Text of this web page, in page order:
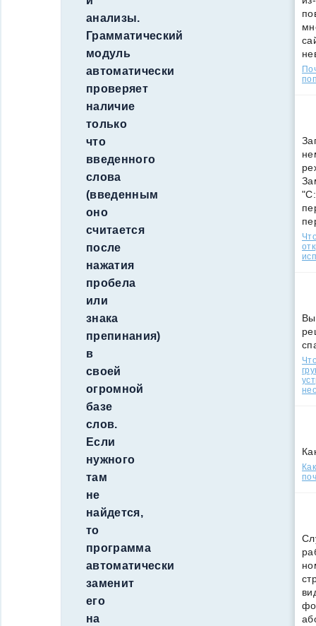
анализы.
Грамматический
модуль
автоматически
проверяет
наличие
только
что
введенного
слова
(введенным
оно
считается
после
нажатия
пробела
или
знака
препинания)
в
своей
огромной
базе
слов.
Если
нужного
там
не
найдется,
то
программа
автоматически
заменит
его
на